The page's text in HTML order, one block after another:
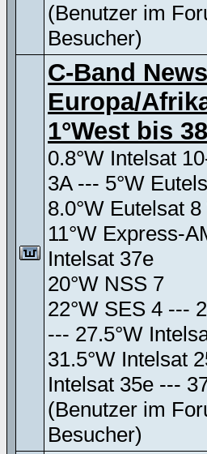
(Benutzer im
Besucher)
C-Band News
Europa/
1°West bis
0.8°W Intelsat
3A --- 5°W
8.0°W Eutelsat
11°W Express-
Intelsat 37e
20°W NSS 7
22°W SES 4 ---
--- 27.5°W
31.5°W Intelsat
Intelsat 35e ---
(Benutzer im
Besucher)